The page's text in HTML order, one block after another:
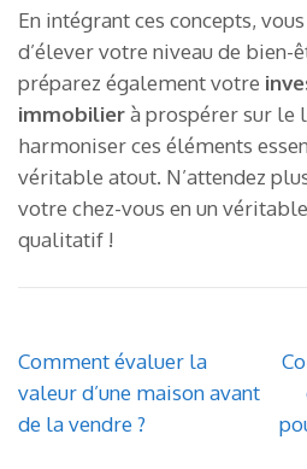
En intégrant ces concepts,
d’élever votre niveau de bien-
préparez également votre
immobilierà prospérer sur le
harmoniser ces éléments
véritable atout. N’attendez
votre chez-vous en un
qualitatif !
Navigation
de
l’article
Comment évaluer la
valeur d’une maison avant
de la vendre ?